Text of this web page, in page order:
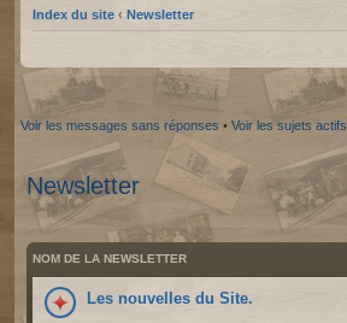
Index du site ‹ Newsletter
Voir les messages sans réponses • Voir les sujets actifs
Newsletter
NOM DE LA NEWSLETTER
Les nouvelles du Site.